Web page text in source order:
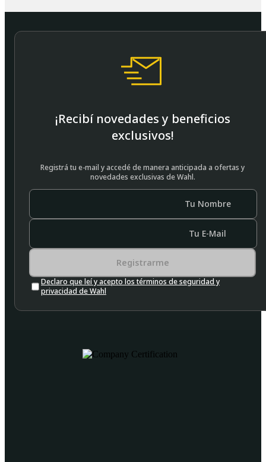
¡Recibí novedades y beneficios
exclusivos!
Registrá tu e-mail y accedé de manera anticipada a ofertas y
novedades exclusivas de Wahl.
Tu Nombre
Tu E-Mail
Registrarme
Declaro que leí y acepto los términos de seguridad y
privacidad de Wahl